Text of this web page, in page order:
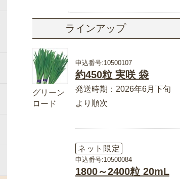
ラインアップ
グリーン
ロード
申込番号:10500107
約450粒 実咲 袋
発送時期：2026年6月下旬
より順次
ネット限定
申込番号:10500084
1800～2400粒 20mL